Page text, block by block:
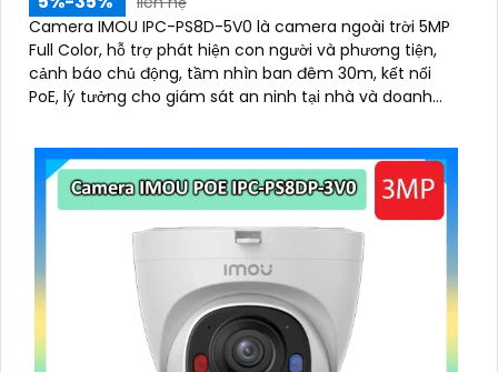
Camera IMOU IPC-PS8D-5V0 là camera ngoài trời 5MP
Full Color, hỗ trợ phát hiện con người và phương tiện,
cảnh báo chủ động, tầm nhìn ban đêm 30m, kết nối
PoE, lý tưởng cho giám sát an ninh tại nhà và doanh